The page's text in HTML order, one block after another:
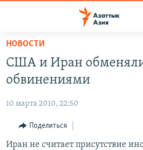
Вернуться
основному
содержанию
навигации
Вернутся
КАЗАХСТАН
УЗБЕКИСТАН
ТАДЖИКИСТАН
НОВОСТИ
НА ДРУГИХ ЯЗЫКАХ
ҚАЗАҚША
КЫРГЫЗЧА
НОВОСТИ
США и Иран
обвинениями
10 марта 2010, 22:50
Поделиться
Иран не считает присутствие